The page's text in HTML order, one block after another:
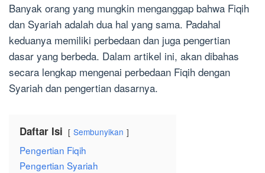
Banyak orang yang mungkin menganggap bahwa Fiqih
dan Syariah adalah dua hal yang sama. Padahal
keduanya memiliki perbedaan dan juga pengertian
dasar yang berbeda. Dalam artikel ini, akan dibahas
secara lengkap mengenai perbedaan Fiqih dengan
Syariah dan pengertian dasarnya.
Daftar Isi Sembunyikan
Pengertian Fiqih
Pengertian Syariah